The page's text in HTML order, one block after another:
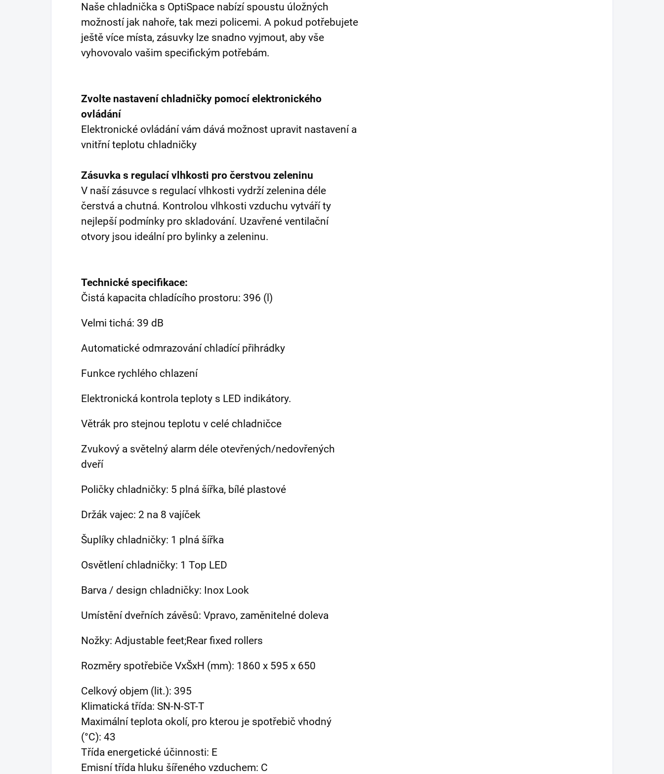
Naše chladnička s OptiSpace nabízí spoustu úložných
možností jak nahoře, tak mezi policemi. A pokud potřebujete
ještě více místa, zásuvky lze snadno vyjmout, aby vše
vyhovovalo vašim specifickým potřebám.
Zvolte nastavení chladničky pomocí elektronického
ovládání
Elektronické ovládání vám dává možnost upravit nastavení a
vnitřní teplotu chladničky
Zásuvka s regulací vlhkosti pro čerstvou zeleninu
V naší zásuvce s regulací vlhkosti vydrží zelenina déle
čerstvá a chutná. Kontrolou vlhkosti vzduchu vytváří ty
nejlepší podmínky pro skladování. Uzavřené ventilační
otvory jsou ideální pro bylinky a zeleninu.
Technické specifikace:
Čistá kapacita chladícího prostoru: 396 (l)
Velmi tichá: 39 dB
Automatické odmrazování chladící přihrádky
Funkce rychlého chlazení
Elektronická kontrola teploty s LED indikátory.
Větrák pro stejnou teplotu v celé chladničce
Zvukový a světelný alarm déle otevřených/nedovřených
dveří
Poličky chladničky: 5 plná šířka, bílé plastové
Držák vajec: 2 na 8 vajíček
Šuplíky chladničky: 1 plná šířka
Osvětlení chladničky: 1 Top LED
Barva / design chladničky: Inox Look
Umístění dveřních závěsů: Vpravo, zaměnitelné doleva
Nožky: Adjustable feet;Rear fixed rollers
Rozměry spotřebiče VxŠxH (mm): 1860 x 595 x 650
Celkový objem (lit.): 395
Klimatická třída: SN-N-ST-T
Maximální teplota okolí, pro kterou je spotřebič vhodný
(°C): 43
Třída energetické účinnosti: E
Emisní třída hluku šířeného vzduchem: C